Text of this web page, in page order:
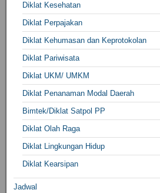
Diklat Kesehatan
Diklat Perpajakan
Diklat Kehumasan dan Keprotokolan
Diklat Pariwisata
Diklat UKM/ UMKM
Diklat Penanaman Modal Daerah
Bimtek/Diklat Satpol PP
Diklat Olah Raga
Diklat Lingkungan Hidup
Diklat Kearsipan
Jadwal